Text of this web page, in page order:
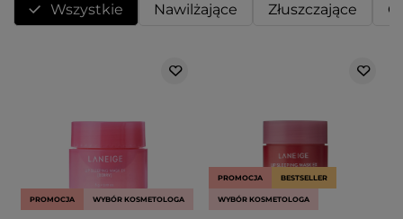
Wszystkie Nawilżające Złuszczające
PROMOCJA WYBÓR KOSMETOLOGA
PROMOCJA BESTSELLER
WYBÓR KOSMETOLOGA